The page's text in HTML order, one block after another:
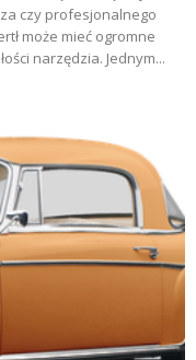
czy profesjonalnego
może mieć ogromne
narzędzia. Jednym...